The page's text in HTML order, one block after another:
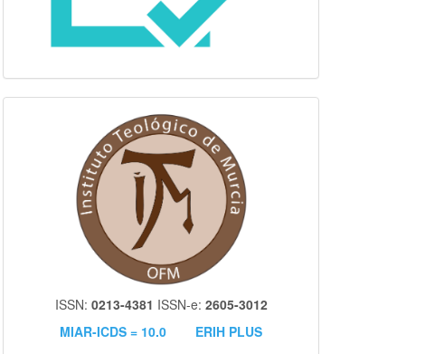
ISSN: 0213-4381 ISSN-e: 2605-3012
MIAR-ICDS = 10.0
ERIH PLUS